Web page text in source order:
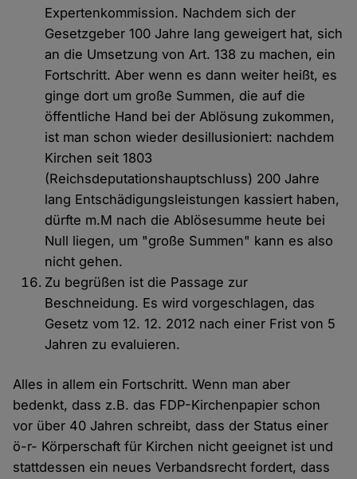
Expertenkommission. Nachdem sich der
Gesetzgeber 100 Jahre lang geweigert hat, sich
an die Umsetzung von Art. 138 zu machen, ein
Fortschritt. Aber wenn es dann weiter heißt, es
ginge dort um große Summen, die auf die
öffentliche Hand bei der Ablösung zukommen,
ist man schon wieder desillusioniert: nachdem
Kirchen seit 1803
(Reichsdeputationshauptschluss) 200 Jahre
lang Entschädigungsleistungen kassiert haben,
dürfte m.M nach die Ablösesumme heute bei
Null liegen, um "große Summen" kann es also
nicht gehen.
Zu begrüßen ist die Passage zur
Beschneidung. Es wird vorgeschlagen, das
Gesetz vom 12. 12. 2012 nach einer Frist von 5
Jahren zu evaluieren.
Alles in allem ein Fortschritt. Wenn man aber
bedenkt, dass z.B. das FDP-Kirchenpapier schon
vor über 40 Jahren schreibt, dass der Status einer
ö-r- Körperschaft für Kirchen nicht geeignet ist und
stattdessen ein neues Verbandsrecht fordert, dass